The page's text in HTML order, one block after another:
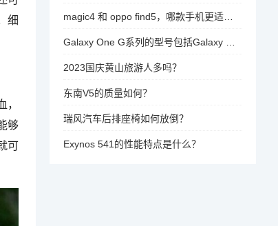
细
够
可
magic4 和 oppo find5，哪款手机更适合你？，在选择magic4和oppo find5时，需要根据你的需求来决定。magic4在处理器和屏幕设计上表现优异，而oppo find5则在摄像头和续航方面更为突出。无论是追求拍照性能还是寻求高性能的处理体验，这两款手机都能满足你的需求。
Galaxy One G系列的型号包括Galaxy One G1、Galaxy One G11、Galaxy One G12以及可能的Galaxy One G13型号。
2023国庆黄山旅游人多吗？
东南V5的质量如何？
瑞风汽车后排座椅如何放倒？
Exynos 541的性能特点是什么？